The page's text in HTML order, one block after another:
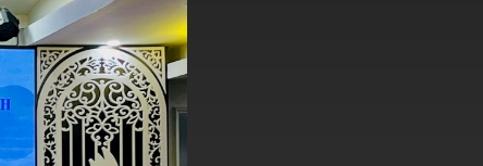
Các vấn đề khác